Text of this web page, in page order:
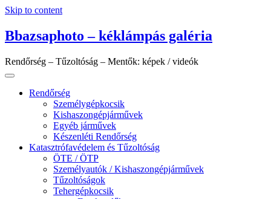
Skip to content
Bbazsaphoto – kéklámpás galéria
Rendőrség – Tűzoltóság – Mentők: képek / videók
Rendőrség
Személygépkocsik
Kishaszongépjárművek
Egyéb járművek
Készenléti Rendőrség
Katasztrófavédelem és Tűzoltóság
ÖTE / ÖTP
Személyautók / Kishaszongépjárművek
Tűzoltóságok
Tehergépkocsik